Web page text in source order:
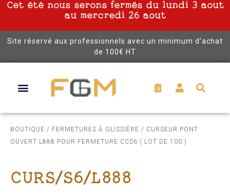
Cet été nous serons fermés du lundi 3 aout
au mercredi 26 aout
Site réservé aux professionnels avec un minimum d’achat
de 100€ HT
BOUTIQUE / FERMETURES À GLISSIÈRE / CURSEUR PONT
OUVERT L888 POUR FERMETURE CCS6 ( LOT DE 100 )
CURS/S6/L888